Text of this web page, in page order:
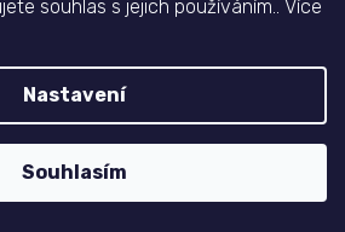
souhlas s jejich používáním.. Více
Nastavení
Souhlasím